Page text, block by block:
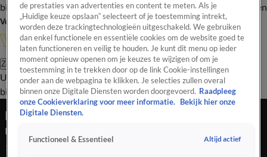
bijwonenPodcastShopVeelgestelde vragenKijkersvraag insturen
Volg Vandaag Inside
Zoeken
UitzendingenVandaag InsideDe OranjezomerShopUitzending
bijwonen
René z'n elleboog schoot uit de kom na te hard
masturberen; Roos gaat stuk
14 apr 2022, 22:36
de prestaties van advertenties en content te meten. Als je
„Huidige keuze opslaan” selecteert of je toestemming intrekt,
worden deze trackingtechnologieën uitgeschakeld. We gebruiken
dan enkel functionele en essentiële cookies om de website goed te
laten functioneren en veilig te houden. Je kunt dit menu op ieder
moment opnieuw openen om je keuzes te wijzigen of om je
toestemming in te trekken door op de link Cookie-instellingen
onder aan de webpagina te klikken. Je selecties zullen overal
binnen onze Digitale Diensten worden doorgevoerd. Raadpleeg
onze Cookieverklaring voor meer informatie.
Bekijk hier onze
Digitale Diensten.
Functioneel & Essentieel Altijd actief